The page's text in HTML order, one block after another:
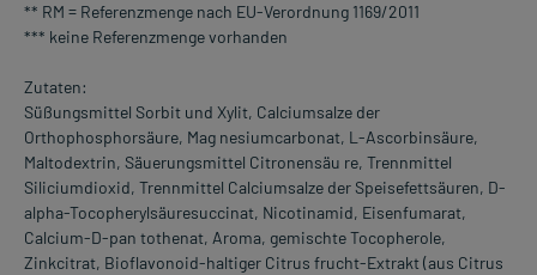
** RM = Referenzmenge nach EU-Verordnung 1169/2011
*** keine Referenzmenge vorhanden
Zutaten:
Süßungsmittel Sorbit und Xylit, Calciumsalze der
Orthophosphorsäure, Mag nesiumcarbonat, L-Ascorbinsäure,
Maltodextrin, Säuerungsmittel Citronensäu re, Trennmittel
Siliciumdioxid, Trennmittel Calciumsalze der Speisefettsäuren, D-
alpha-Tocopherylsäuresuccinat, Nicotinamid, Eisenfumarat,
Calcium-D-pan tothenat, Aroma, gemischte Tocopherole,
Zinkcitrat, Bioflavonoid-haltiger Citrus frucht-Extrakt (aus Citrus